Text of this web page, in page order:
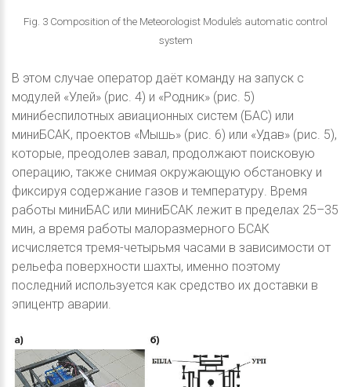
Fig. 3 Composition of the Meteorologist Module’s automatic control
system
В этом случае оператор даёт команду на запуск с
модулей «Улей» (рис. 4) и «Родник» (рис. 5)
минибеспилотных авиационных систем (БАС) или
миниБСАК, проектов «Мышь» (рис. 6) или «Удав» (рис. 5),
которые, преодолев завал, продолжают поисковую
операцию, также снимая окружающую обстановку и
фиксируя содержание газов и температуру. Время
работы миниБАС или миниБСАК лежит в пределах 25–35
мин, а время работы малоразмерного БСАК
исчисляется тремя-четырьмя часами в зависимости от
рельефа поверхности шахты, именно поэтому
последний используется как средство их доставки в
эпицентр аварии.